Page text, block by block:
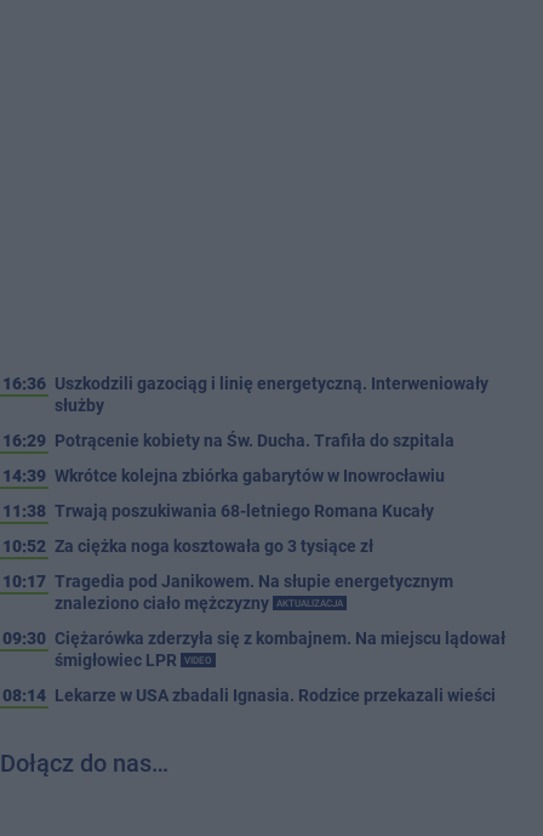
16:36 Uszkodzili gazociąg i linię energetyczną. Interweniowały
służby
16:29 Potrącenie kobiety na Św. Ducha. Trafiła do szpitala
14:39 Wkrótce kolejna zbiórka gabarytów w Inowrocławiu
11:38 Trwają poszukiwania 68-letniego Romana Kucały
10:52 Za ciężka noga kosztowała go 3 tysiące zł
10:17 Tragedia pod Janikowem. Na słupie energetycznym
znaleziono ciało mężczyzny
AKTUALIZACJA
09:30 Ciężarówka zderzyła się z kombajnem. Na miejscu lądował
śmigłowiec LPR
VIDEO
08:14 Lekarze w USA zbadali Ignasia. Rodzice przekazali wieści
Dołącz do nas…